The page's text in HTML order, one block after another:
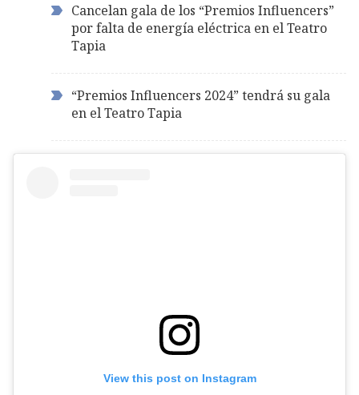
Cancelan gala de los “Premios Influencers”
por falta de energía eléctrica en el Teatro
Tapia
“Premios Influencers 2024” tendrá su gala
en el Teatro Tapia
View this post on Instagram